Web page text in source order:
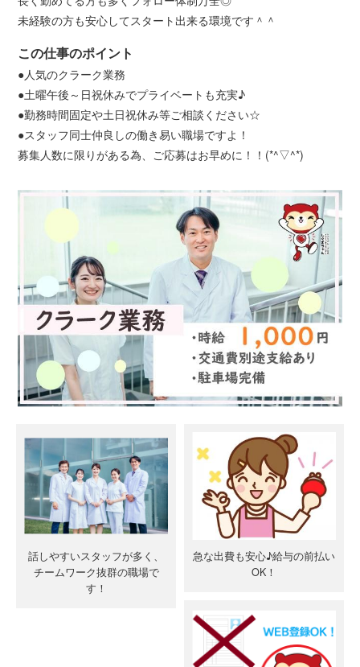
未経験の方も安心してスタート出来る環境です＾＾
この仕事のポイント
●人気のクラーク業務
●土曜午後～日祝休みでプライベートも充実♪
●勤務時間固定や土日祝休み等ご相談ください☆
●スタッフ同士仲良しの働き易い職場ですよ！
募集人数に限りがある為、ご応募はお早めに！！(*^▽^*)
話しやすいスタッフが多く、
チームワーク抜群の職場で
す！
急な出費も安心♪給与の前払い
OK！